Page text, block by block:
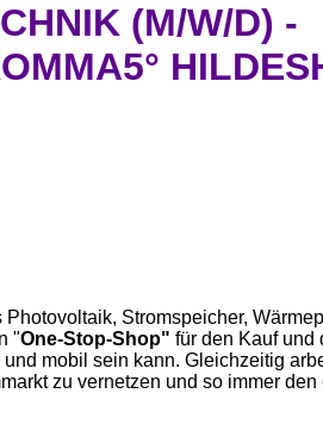
(M/W/D) -
Photovoltaik, Stromspeicher,
"One-Stop-Shop" für den Kauf und
mobil sein kann. Gleichzeitig
zu vernetzen und so immer den